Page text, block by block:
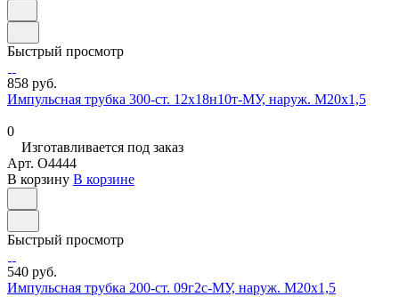
Быстрый просмотр
858 руб.
Импульсная трубка 300-ст. 12х18н10т-МУ, наруж. М20х1,5
0
Изготавливается под заказ
Арт. O4444
В корзину В корзине
Быстрый просмотр
540 руб.
Импульсная трубка 200-ст. 09г2с-МУ, наруж. М20х1,5